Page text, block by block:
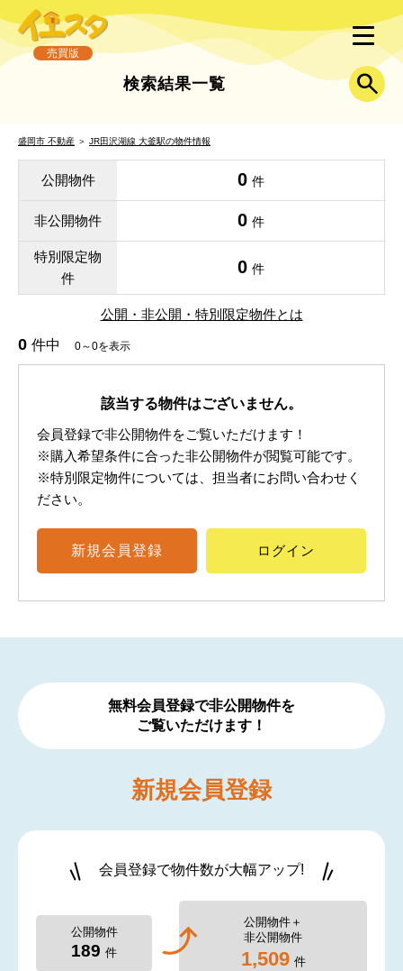
売買版
検索結果一覧
盛岡市 不動産 ＞ JR田沢湖線 大釜駅の物件情報
公開物件 0 件
非公開物件 0 件
特別限定物
件
0 件
公開・非公開・特別限定物件とは
0 件中 0～0を表示
該当する物件はございません。
会員登録で非公開物件をご覧いただけます！
※購入希望条件に合った非公開物件が閲覧可能です。
※特別限定物件については、担当者にお問い合わせく
ださい。
新規会員登録 ログイン
無料会員登録で非公開物件を
ご覧いただけます！
新規会員登録
会員登録で物件数が大幅アップ!
公開物件
189 件
公開物件＋
非公開物件
1,509 件